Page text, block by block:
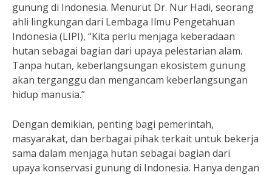
gunung di Indonesia. Menurut Dr. Nur Hadi, seorang
ahli lingkungan dari Lembaga Ilmu Pengetahuan
Indonesia (LIPI), “Kita perlu menjaga keberadaan
hutan sebagai bagian dari upaya pelestarian alam.
Tanpa hutan, keberlangsungan ekosistem gunung
akan terganggu dan mengancam keberlangsungan
hidup manusia.”
Dengan demikian, penting bagi pemerintah,
masyarakat, dan berbagai pihak terkait untuk bekerja
sama dalam menjaga hutan sebagai bagian dari
upaya konservasi gunung di Indonesia. Hanya dengan